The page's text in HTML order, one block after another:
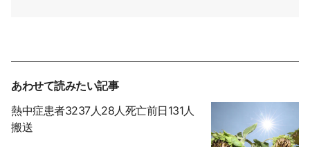
あわせて読みたい記事
熱中症患者3237人28人死亡前日131人
搬送